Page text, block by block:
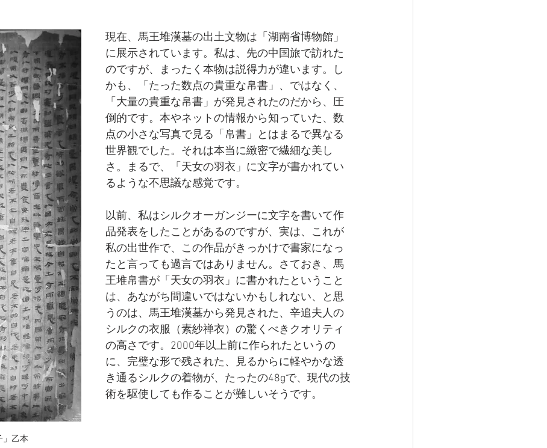
」乙本
現在、馬王堆漢墓の出土文物は「湖南省博物館」
に展示されています。私は、先の中国旅で訪れた
のですが、まったく本物は説得力が違います。し
かも、「たった数点の貴重な帛書」、ではなく、
「大量の貴重な帛書」が発見されたのだから、圧
倒的です。本やネットの情報から知っていた、数
点の小さな写真で見る「帛書」とはまるで異なる
世界観でした。それは本当に緻密で繊細な美し
さ。まるで、「天女の羽衣」に文字が書かれてい
るような不思議な感覚です。
以前、私はシルクオーガンジーに文字を書いて作
品発表をしたことがあるのですが、実は、これが
私の出世作で、この作品がきっかけで書家になっ
たと言っても過言ではありません。さておき、馬
王堆帛書が「天女の羽衣」に書かれたということ
は、あながち間違いではないかもしれない、と思
うのは、馬王堆漢墓から発見された、辛追夫人の
シルクの衣服（素紗禅衣）の驚くべきクオリティ
の高さです。2000年以上前に作られたというの
に、完璧な形で残された、見るからに軽やかな透
き通るシルクの着物が、たったの48gで、現代の技
術を駆使しても作ることが難しいそうです。